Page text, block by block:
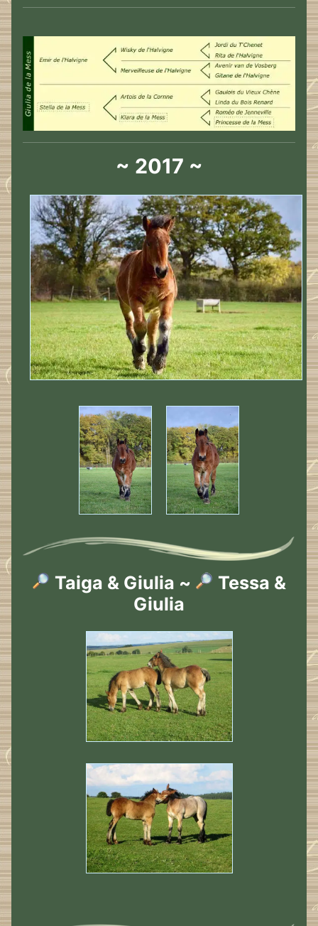
~ 2017 ~
Taiga & Giulia ~
Tessa &
Giulia